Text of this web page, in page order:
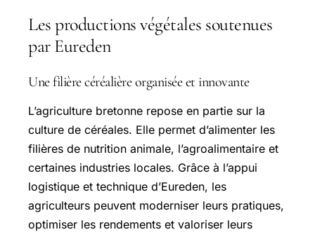
Les productions végétales soutenues
par Eureden
Une filière céréalière organisée et innovante
L’agriculture bretonne repose en partie sur la
culture de céréales. Elle permet d’alimenter les
filières de nutrition animale, l’agroalimentaire et
certaines industries locales. Grâce à l’appui
logistique et technique d’Eureden, les
agriculteurs peuvent moderniser leurs pratiques,
optimiser les rendements et valoriser leurs